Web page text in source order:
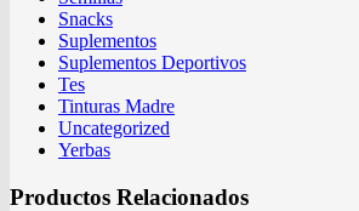
Snacks
Suplementos
Suplementos Deportivos
Tes
Tinturas Madre
Uncategorized
Yerbas
Productos Relacionados